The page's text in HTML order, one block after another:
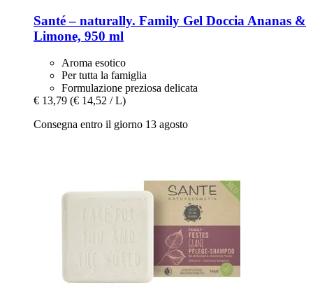
Santé – naturally. Family Gel Doccia Ananas &
Limone, 950 ml
Aroma esotico
Per tutta la famiglia
Formulazione preziosa delicata
€ 13,79 (€ 14,52 / L)
Consegna entro il giorno 13 agosto